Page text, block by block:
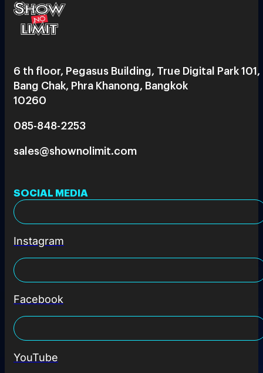
6 th floor, Pegasus Building, True Digital Park 101,
Bang Chak, Phra Khanong, Bangkok
10260
085-848-2253
sales@shownolimit.com
SOCIAL MEDIA
Instagram
Facebook
YouTube